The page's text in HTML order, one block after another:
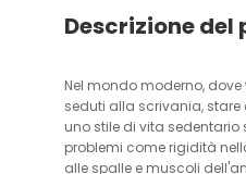
Descrizione
Nel mondo moderno,
seduti alla scrivania,
uno stile di vita
problemi come rigidità
alle spalle e muscoli